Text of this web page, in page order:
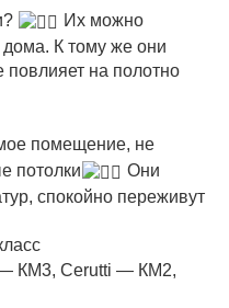
Их можно
К тому же они
повлияет на полотно
помещение, не
потолки
Они
спокойно переживут
— КМ3, Cerutti — КМ2,